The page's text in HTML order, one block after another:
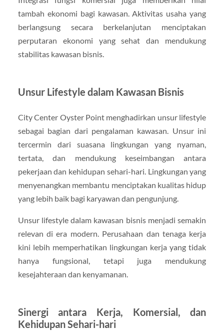
tambah ekonomi bagi kawasan. Aktivitas usaha yang
berlangsung secara berkelanjutan menciptakan
perputaran ekonomi yang sehat dan mendukung
stabilitas kawasan bisnis.
Unsur Lifestyle dalam Kawasan Bisnis
City Center Oyster Point menghadirkan unsur lifestyle
sebagai bagian dari pengalaman kawasan. Unsur ini
tercermin dari suasana lingkungan yang nyaman,
tertata, dan mendukung keseimbangan antara
pekerjaan dan kehidupan sehari-hari. Lingkungan yang
menyenangkan membantu menciptakan kualitas hidup
yang lebih baik bagi karyawan dan pengunjung.
Unsur lifestyle dalam kawasan bisnis menjadi semakin
relevan di era modern. Perusahaan dan tenaga kerja
kini lebih memperhatikan lingkungan kerja yang tidak
hanya fungsional, tetapi juga mendukung
kesejahteraan dan kenyamanan.
Sinergi antara Kerja, Komersial, dan
Kehidupan Sehari-hari